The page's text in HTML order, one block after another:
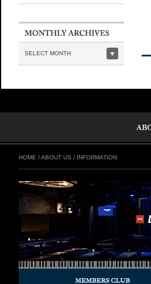
SELECT MONTH
HOME /ABOUT US / INFORMATION